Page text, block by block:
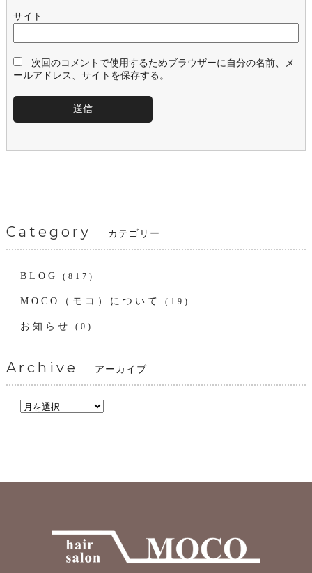
サイト
次回のコメントで使用するためブラウザーに自分の名前、メ
ールアドレス、サイトを保存する。
Category カテゴリー
BLOG (817)
MOCO（モコ）について (19)
お知らせ (0)
Archive アーカイブ